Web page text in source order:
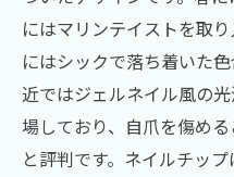
にはマリンテイストを取
にはシックで落ち着いた
近ではジェルネイル風の
場しており、自爪を傷め
と評判です。ネイルチッ